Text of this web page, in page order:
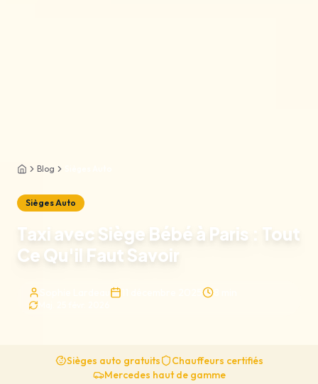
AccueilBlog
Sièges Auto
Taxi avec Siège Bébé à Paris : Tout
Ce Qu'il Faut Savoir
Sièges auto gratuits
Chauffeurs certifiés
Mercedes haut de gamme